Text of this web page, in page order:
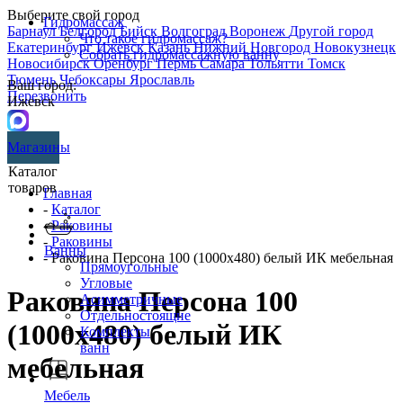
Выберите свой город
БарнаулБелгородБийск ВолгоградВоронеж Другой город
ЕкатеринбургИжевскКазаньНижний Новгород Новокузнецк
НовосибирскОренбургПермьСамараТольятти Томск
ТюменьЧебоксары Ярославль
Перезвонить
Гидромассаж
Что такое гидромассаж?
Собрать гидромассажную ванну
Ваш город:
Ижевск
Магазины
Каталог
товаров
Ванны
Прямоугольные
Угловые
Асимметричные
Отдельностоящие
Комплекты
ванн
Мебель
Главная
- Каталог
-Раковины
- Раковины
- Раковина Персона 100 (1000х480) белый ИК мебельная
Раковина Персона 100
(1000х480) белый ИК
мебельная